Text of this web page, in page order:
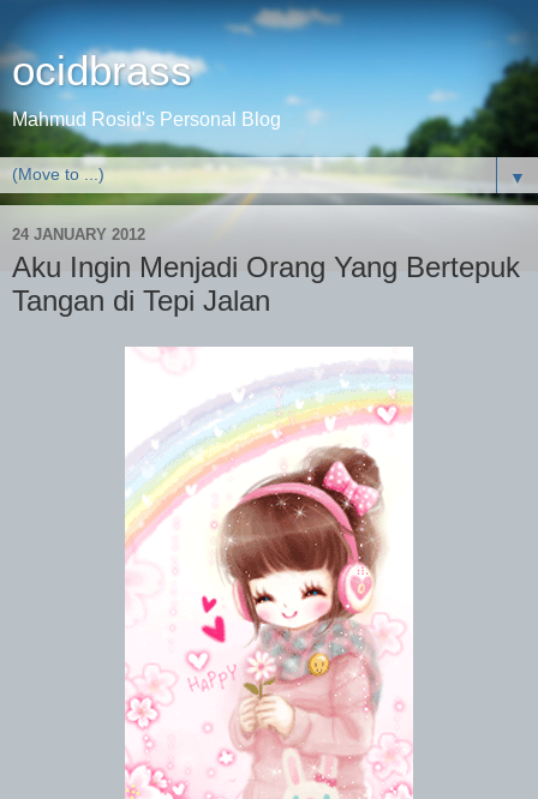
ocidbrass
Mahmud Rosid's Personal Blog
▼
24 JANUARY 2012
Aku Ingin Menjadi Orang Yang Bertepuk
Tangan di Tepi Jalan